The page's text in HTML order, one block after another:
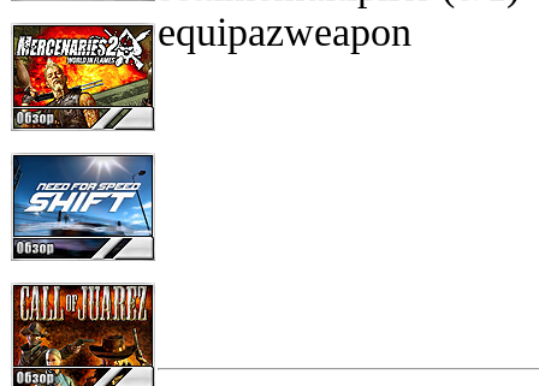
equipazweapon -